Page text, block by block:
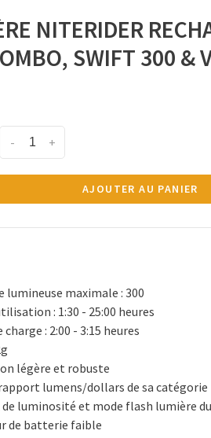
NITERIDER
SWIFT 300 &
+
-
AJOUTER AU PANIER
lumineuse maximale : 300
: 1:30 - 25:00 heures
charge : 2:00 - 3:15 heures
légère et robuste
lumens/dollars de sa catégorie
de luminosité et mode flash lumière
de batterie faible